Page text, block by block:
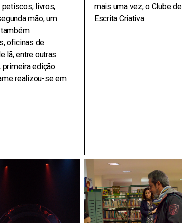
petiscos, livros,
mão, um
oficinas de
lã, entre outras
primeira edição
realizou-se em
mais uma vez, o Clube de
Escrita Criativa.